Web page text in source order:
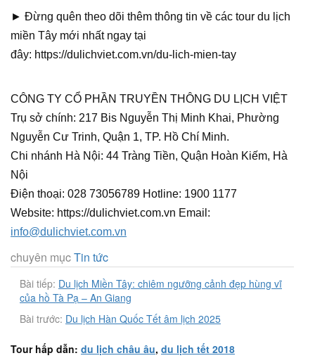
► Đừng quên theo dõi thêm thông tin về các tour du lịch
miền Tây mới nhất ngay tại
đây: https://dulichviet.com.vn/du-lich-mien-tay
CÔNG TY CỔ PHẦN TRUYỀN THÔNG DU LỊCH VIỆT
Trụ sở chính: 217 Bis Nguyễn Thị Minh Khai, Phường
Nguyễn Cư Trinh, Quận 1, TP. Hồ Chí Minh.
Chi nhánh Hà Nội: 44 Tràng Tiền, Quận Hoàn Kiếm, Hà
Nội
Điện thoại: 028 73056789 Hotline: 1900 1177
Website: https://dulichviet.com.vn Email:
info@dulichviet.com.vn
chuyên mụcTin tức
Bài tiếp: Du lịch Miền Tây: chiêm ngưỡng cảnh đẹp hùng vĩ
của hồ Tà Pạ – An Giang
Bài trước: Du lịch Hàn Quốc Tết âm lịch 2025
Tour hấp dẫn: du lịch châu âu, du lịch tết 2018